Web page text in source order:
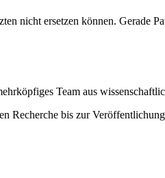
nicht ersetzen können. Gerade
Team aus
Recherche bis zur